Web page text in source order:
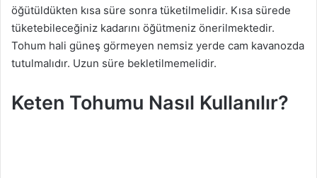
öğütüldükten kısa süre sonra tüketilmelidir. Kısa sürede
tüketebileceğiniz kadarını öğütmeniz önerilmektedir.
Tohum hali güneş görmeyen nemsiz yerde cam kavanozda
tutulmalıdır. Uzun süre bekletilmemelidir.
Keten Tohumu Nasıl Kullanılır?